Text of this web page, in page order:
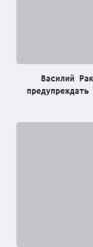
in
Василий